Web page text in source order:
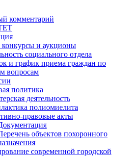
комментарий
конкурсы и аукционы
социального отдела
и график приема граждан по
вопросам
политика
деятельность
полиомиелита
правовые акты
объектов похоронного
современной городской